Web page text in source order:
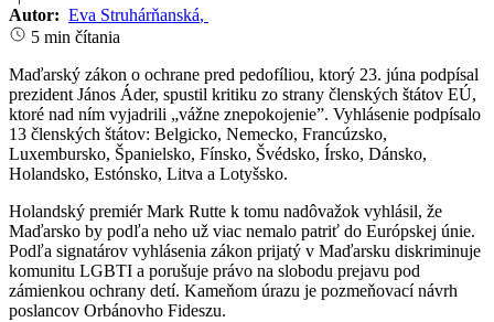
Autor: Eva Struhárňanská,
5 min čítania
Maďarský zákon o ochrane pred pedofíliou, ktorý 23. júna podpísal
prezident János Áder, spustil kritiku zo strany členských štátov EÚ,
ktoré nad ním vyjadrili „vážne znepokojenie”. Vyhlásenie podpísalo
13 členských štátov: Belgicko, Nemecko, Francúzsko,
Luxembursko, Španielsko, Fínsko, Švédsko, Írsko, Dánsko,
Holandsko, Estónsko, Litva a Lotyšsko.
Holandský premiér Mark Rutte k tomu nadôvažok vyhlásil, že
Maďarsko by podľa neho už viac nemalo patriť do Európskej únie.
Podľa signatárov vyhlásenia zákon prijatý v Maďarsku diskriminuje
komunitu LGBTI a porušuje právo na slobodu prejavu pod
zámienkou ochrany detí. Kameňom úrazu je pozmeňovací návrh
poslancov Orbánovho Fideszu.